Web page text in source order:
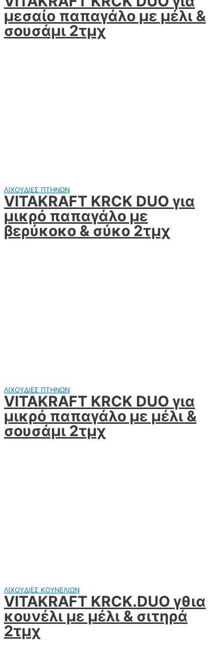
μεσαίο παπαγάλο με μέλι &
σουσάμι 2τμχ
ΛΙΧΟΥΔΙΕΣ ΠΤΗΝΩΝ
VITAKRAFT KRCK DUO για
μικρό παπαγάλο με
βερύκοκο & σύκο 2τμχ
ΛΙΧΟΥΔΙΕΣ ΠΤΗΝΩΝ
VITAKRAFT KRCK DUO για
μικρό παπαγάλο με μέλι &
σουσάμι 2τμχ
ΛΙΧΟΥΔΙΕΣ ΚΟΥΝΕΛΙΩΝ
VITAKRAFT KRCK.DUO γθια
κουνέλι με μέλι & σιτηρά
2τμχ